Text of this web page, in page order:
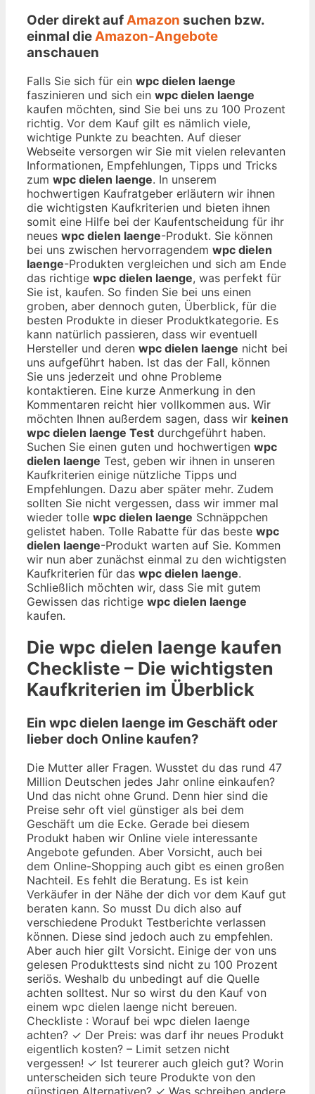
Oder direkt aufAmazon suchen bzw.
einmal dieAmazon-Angebote
anschauen
Falls Sie sich für ein wpc dielen laenge
faszinieren und sich ein wpc dielen laenge
kaufen möchten, sind Sie bei uns zu 100 Prozent
richtig. Vor dem Kauf gilt es nämlich viele,
wichtige Punkte zu beachten. Auf dieser
Webseite versorgen wir Sie mit vielen relevanten
Informationen, Empfehlungen, Tipps und Tricks
zum wpc dielen laenge. In unserem
hochwertigen Kaufratgeber erläutern wir ihnen
die wichtigsten Kaufkriterien und bieten ihnen
somit eine Hilfe bei der Kaufentscheidung für ihr
neues wpc dielen laenge-Produkt. Sie können
bei uns zwischen hervorragendem wpc dielen
laenge-Produkten vergleichen und sich am Ende
das richtige wpc dielen laenge, was perfekt für
Sie ist, kaufen. So finden Sie bei uns einen
groben, aber dennoch guten, Überblick, für die
besten Produkte in dieser Produktkategorie. Es
kann natürlich passieren, dass wir eventuell
Hersteller und deren wpc dielen laenge nicht bei
uns aufgeführt haben. Ist das der Fall, können
Sie uns jederzeit und ohne Probleme
kontaktieren. Eine kurze Anmerkung in den
Kommentaren reicht hier vollkommen aus. Wir
möchten Ihnen außerdem sagen, dass wir keinen
wpc dielen laenge Test durchgeführt haben.
Suchen Sie einen guten und hochwertigen wpc
dielen laenge Test, geben wir ihnen in unseren
Kaufkriterien einige nützliche Tipps und
Empfehlungen. Dazu aber später mehr. Zudem
sollten Sie nicht vergessen, dass wir immer mal
wieder tolle wpc dielen laenge Schnäppchen
gelistet haben. Tolle Rabatte für das beste wpc
dielen laenge-Produkt warten auf Sie. Kommen
wir nun aber zunächst einmal zu den wichtigsten
Kaufkriterien für das wpc dielen laenge.
Schließlich möchten wir, dass Sie mit gutem
Gewissen das richtige wpc dielen laenge
kaufen.
Die wpc dielen laenge kaufen
Checkliste – Die wichtigsten
Kaufkriterien im Überblick
Ein wpc dielen laenge im Geschäft oder
lieber doch Online kaufen?
Die Mutter aller Fragen. Wusstet du das rund 47
Million Deutschen jedes Jahr online einkaufen?
Und das nicht ohne Grund. Denn hier sind die
Preise sehr oft viel günstiger als bei dem
Geschäft um die Ecke. Gerade bei diesem
Produkt haben wir Online viele interessante
Angebote gefunden. Aber Vorsicht, auch bei
dem Online-Shopping auch gibt es einen großen
Nachteil. Es fehlt die Beratung. Es ist kein
Verkäufer in der Nähe der dich vor dem Kauf gut
beraten kann. So musst Du dich also auf
verschiedene Produkt Testberichte verlassen
können. Diese sind jedoch auch zu empfehlen.
Aber auch hier gilt Vorsicht. Einige der von uns
gelesen Produkttests sind nicht zu 100 Prozent
seriös. Weshalb du unbedingt auf die Quelle
achten solltest. Nur so wirst du den Kauf von
einem wpc dielen laenge nicht bereuen.
Checkliste : Worauf bei wpc dielen laenge
achten? ✓ Der Preis: was darf ihr neues Produkt
eigentlich kosten? – Limit setzen nicht
vergessen! ✓ Ist teurerer auch gleich gut? Worin
unterscheiden sich teure Produkte von den
günstigen Alternativen? ✓ Was schreiben andere